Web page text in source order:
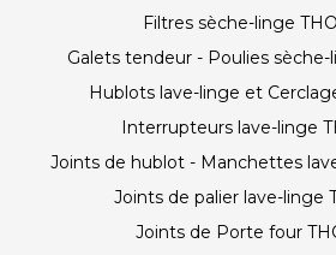
Filtres sèche-linge
Galets tendeur - Poulies sèche-
Hublots lave-linge et
Interrupteurs lave-linge
Joints de hublot - Manchettes
Joints de palier lave-linge
Joints de Porte four